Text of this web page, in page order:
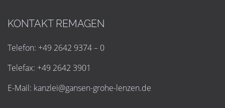
KONTAKT REMAGEN
Telefon: +49 2642 9374 – 0
Telefax: +49 2642 3901
E-Mail: kanzlei@gansen-grohe-lenzen.de